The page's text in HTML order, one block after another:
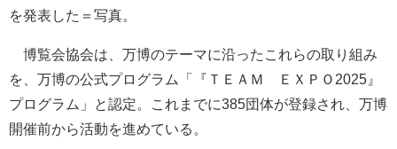
を発表した＝写真。
博覧会協会は、万博のテーマに沿ったこれらの取り組み
を、万博の公式プログラム「『ＴＥＡＭ ＥＸＰＯ2025』
プログラム」と認定。これまでに385団体が登録され、万博
開催前から活動を進めている。